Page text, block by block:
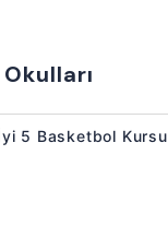
5 Basketbol Kursu